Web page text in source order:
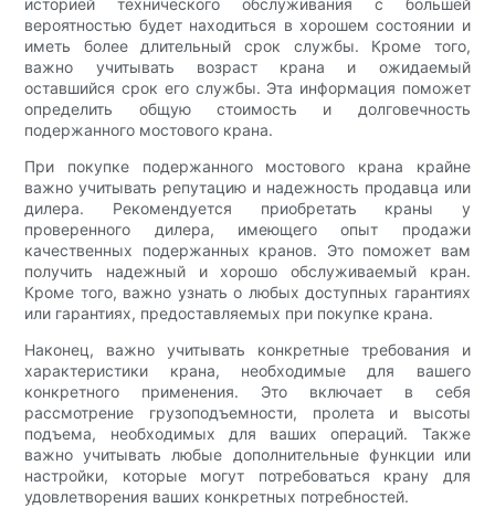
историей технического обслуживания с большей
вероятностью будет находиться в хорошем состоянии и
иметь более длительный срок службы. Кроме того,
важно учитывать возраст крана и ожидаемый
оставшийся срок его службы. Эта информация поможет
определить общую стоимость и долговечность
подержанного мостового крана.
При покупке подержанного мостового крана крайне
важно учитывать репутацию и надежность продавца или
дилера. Рекомендуется приобретать краны у
проверенного дилера, имеющего опыт продажи
качественных подержанных кранов. Это поможет вам
получить надежный и хорошо обслуживаемый кран.
Кроме того, важно узнать о любых доступных гарантиях
или гарантиях, предоставляемых при покупке крана.
Наконец, важно учитывать конкретные требования и
характеристики крана, необходимые для вашего
конкретного применения. Это включает в себя
рассмотрение грузоподъемности, пролета и высоты
подъема, необходимых для ваших операций. Также
важно учитывать любые дополнительные функции или
настройки, которые могут потребоваться крану для
удовлетворения ваших конкретных потребностей.